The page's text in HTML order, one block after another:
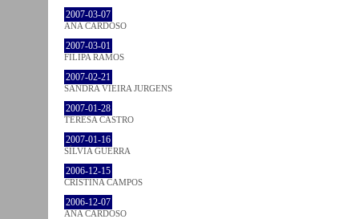
2007-03-07
ANA CARDOSO
2007-03-01
FILIPA RAMOS
2007-02-21
SANDRA VIEIRA JURGENS
2007-01-28
TERESA CASTRO
2007-01-16
SÍLVIA GUERRA
2006-12-15
CRISTINA CAMPOS
2006-12-07
ANA CARDOSO